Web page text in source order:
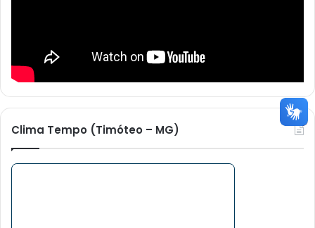
Clima Tempo (Timóteo – MG)